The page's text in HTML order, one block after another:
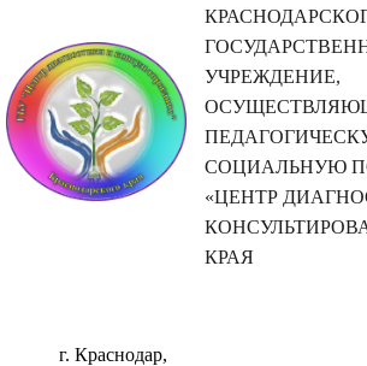
УЧРЕЖДЕНИЕ,
СОЦИАЛЬНУЮ
«ЦЕНТР
КРАЯ
г. Краснодар,